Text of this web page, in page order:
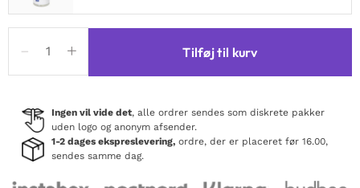
Vulva
Lover
Black
antal
Tilføj til kurv
Ingen vil vide det, alle ordrer sendes som diskrete pakker
uden logo og anonym afsender.
1-2 dages ekspreslevering, ordre, der er placeret før 16.00,
sendes samme dag.